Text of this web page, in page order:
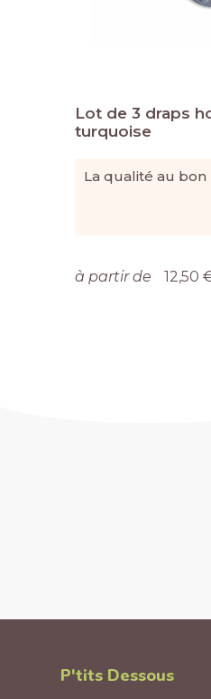
Lot de 3 draps
turquoise
La qualité au bon
à partir de 12,50
P'tits Dessous